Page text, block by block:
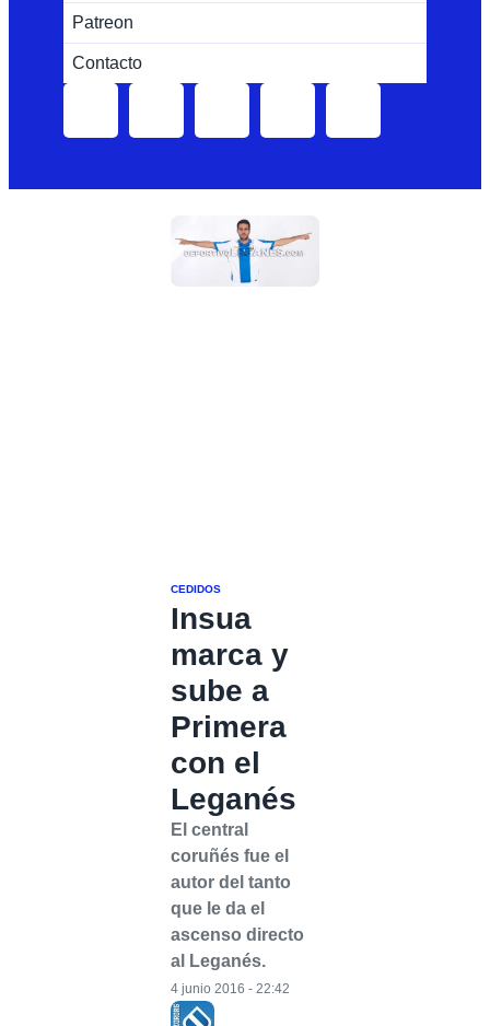
Patreon
Contacto
CEDIDOS
Insua
marca y
sube a
Primera
con el
Leganés
El central
coruñés fue el
autor del tanto
que le da el
ascenso directo
al Leganés.
4 junio 2016 - 22:42